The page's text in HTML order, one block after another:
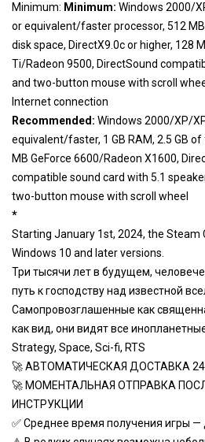
Minimum: Minimum: Windows 2000/
or equivalent/faster processor, 512
disk space, DirectX9.0c or higher, 128
Ti/Radeon 9500, DirectSound
and two-button mouse with scroll
Internet connection
Recommended: Windows 2000/XP/
equivalent/faster, 1 GB RAM, 2.5 GB
MB GeForce 6600/Radeon X1600,
compatible sound card with 5.1
two-button mouse with scroll wheel
*
Starting January 1st, 2024, the Steam
Windows 10 and later versions.
Три тысячи лет в будущем,
путь к господству над известной
Самопровозглашенные как
как вид, они видят все
Strategy, Space, Sci-fi, RTS
🚀 АВТОМАТИЧЕСКАЯ ДОСТАВКА
🚀 МОМЕНТАЛЬНАЯ ОТПРАВКА
ИНСТРУКЦИИ
✅ Среднее время получения игры —